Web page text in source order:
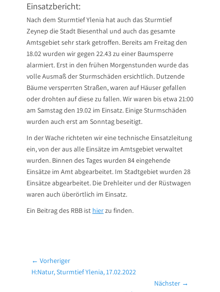
Einsatzbericht:
Nach dem Sturmtief Ylenia hat auch das Sturmtief
Zeynep die Stadt Biesenthal und auch das gesamte
Amtsgebiet sehr stark getroffen. Bereits am Freitag den
18.02 wurden wir gegen 22.43 zu einer Baumsperre
alarmiert. Erst in den frühen Morgenstunden wurde das
volle Ausmaß der Sturmschäden ersichtlich. Dutzende
Bäume versperrten Straßen, waren auf Häuser gefallen
oder drohten auf diese zu fallen. Wir waren bis etwa 21:00
am Samstag den 19.02 im Einsatz. Einige Sturmschäden
wurden auch erst am Sonntag beseitigt.
In der Wache richteten wir eine technische Einsatzleitung
ein, von der aus alle Einsätze im Amtsgebiet verwaltet
wurden. Binnen des Tages wurden 84 eingehende
Einsätze im Amt abgearbeitet. Im Stadtgebiet wurden 28
Einsätze abgearbeitet. Die Drehleiter und der Rüstwagen
waren auch überörtlich im Einsatz.
Ein Beitrag des RBB ist hierzu finden.
Beitragsnavigation
← Vorheriger
Vorheriger
H:Natur, Sturmtief Ylenia, 17.02.2022
Nächster →